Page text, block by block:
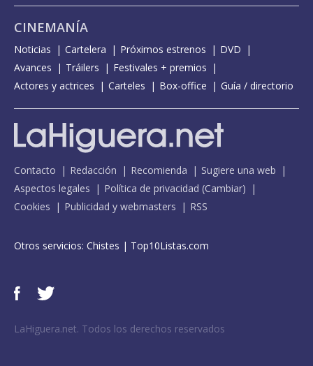
CINEMANÍA
Noticias Cartelera Próximos estrenos
DVD
Avances
Tráilers
Festivales + premios
Actores y actrices
Carteles Box-office Guía / directorio
Contacto Redacción Recomienda
Sugiere una web
Aspectos legales
Política de privacidad (Cambiar)
Cookies
Publicidad y webmasters RSS
Otros servicios: Chistes | Top10Listas.com
LaHiguera.net. Todos los derechos reservados